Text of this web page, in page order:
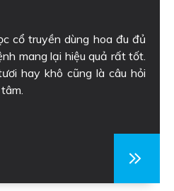
cổ truyền dùng hoa đu đủ
mang lại hiệu quả rất tốt.
hay khô cũng là câu hỏi